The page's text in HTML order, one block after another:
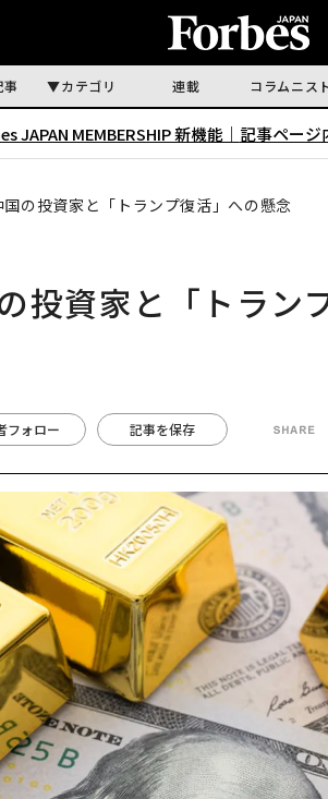
カテゴリ 連載 コラムニス
JAPAN MEMBERSHIP 新機能｜ 記事ページ
の投資家と「トランプ復活」への懸念
資家と「トラン
フォロー 記事を保存